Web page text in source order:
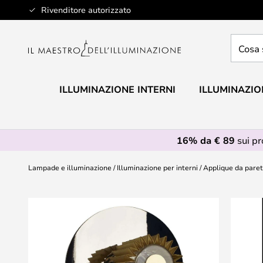
Rivenditore autorizzato
Salta
al
stai
ILLUMINAZIONE INTERNI
16% da € 89 sui
Lampade e illuminazione Illuminazione per interni Applique da